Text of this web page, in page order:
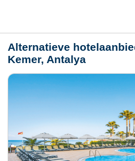
Alternatieve
Kemer, Antalya